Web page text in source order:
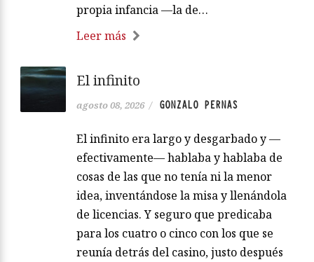
propia infancia —la de…
Leer más
El infinito
agosto 08, 2026 / GONZALO PERNAS
El infinito era largo y desgarbado y —
efectivamente— hablaba y hablaba de
cosas de las que no tenía ni la menor
idea, inventándose la misa y llenándola
de licencias. Y seguro que predicaba
para los cuatro o cinco con los que se
reunía detrás del casino, justo después